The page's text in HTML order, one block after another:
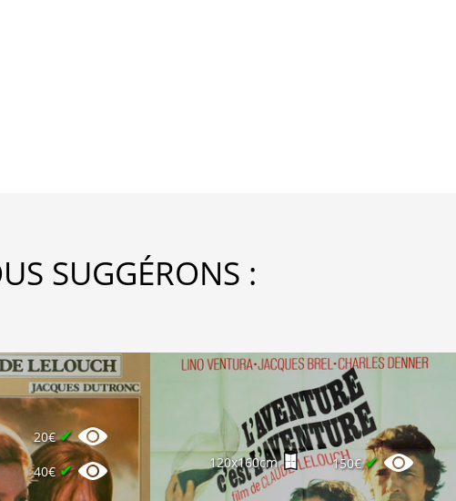
SUGGÉRONS :
20€✔
40€ ✔ 120x160cm 150€✔